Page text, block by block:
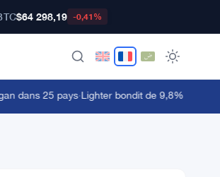
$64 298,19 -0,41%
25 pays·Lighter bondit de 9,8% tandis